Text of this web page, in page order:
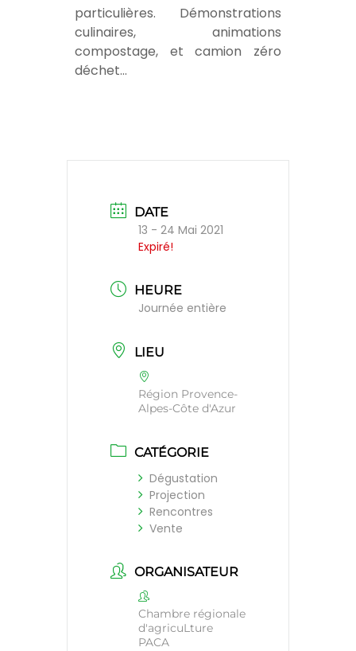
particulières. Démonstrations
culinaires, animations
compostage, et camion zéro
déchet…
DATE
13 - 24 Mai 2021
Expiré!
HEURE
Journée entière
LIEU
Région Provence-
Alpes-Côte d'Azur
CATÉGORIE
Dégustation
Projection
Rencontres
Vente
ORGANISATEUR
Chambre régionale
d'agricuLture
PACA